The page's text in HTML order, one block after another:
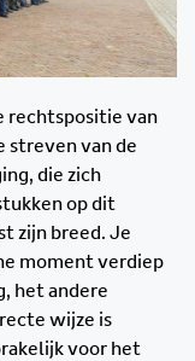
rechtspositie van
streven van de
die zich
op dit
zijn breed. Je
moment verdiep
het andere
wijze is
voor het